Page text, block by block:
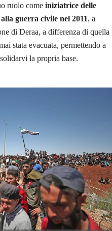
ruolo come iniziatrice delle
guerra civile nel 2011, a
di Deraa, a differenza di quella
stata evacuata, permettendo a
la propria base.